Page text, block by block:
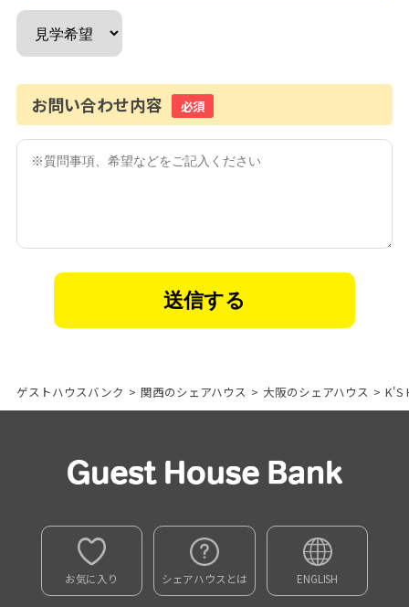
お問い合わせ内容 必須
ゲストハウスバンク > 関西のシェアハウス > 大阪のシェアハウス > K'S
お気に入り シェアハウスとは ENGLISH